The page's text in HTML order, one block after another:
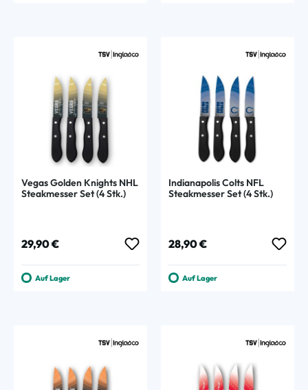
Vegas Golden Knights NHL
Steakmesser Set (4 Stk.)
Regulärer Preis:
29,90 €
Auf Lager
Indianapolis Colts NFL
Steakmesser Set (4 Stk.)
Regulärer Preis:
28,90 €
Auf Lager